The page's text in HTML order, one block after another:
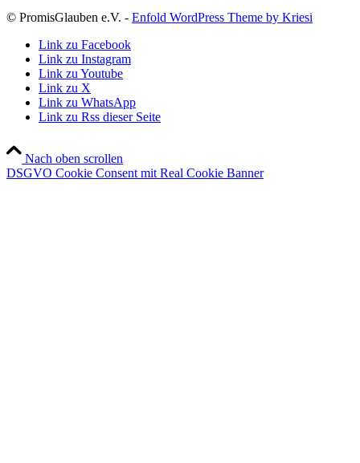
© PromisGlauben e.V. - Enfold WordPress Theme by Kriesi
Link zu Facebook
Link zu Instagram
Link zu Youtube
Link zu X
Link zu WhatsApp
Link zu Rss dieser Seite
Nach oben scrollen
DSGVO Cookie Consent mit Real Cookie Banner